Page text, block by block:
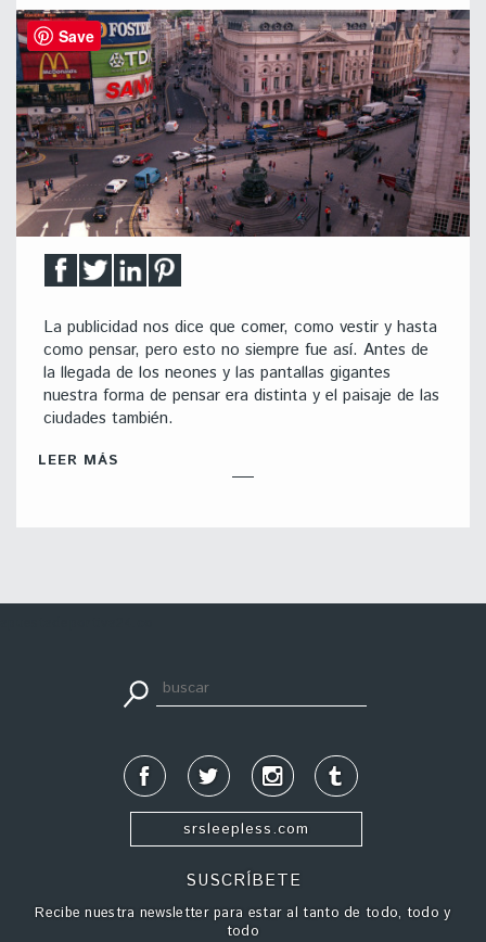
La publicidad nos dice que comer, como vestir y hasta
como pensar, pero esto no siempre fue así. Antes de
la llegada de los neones y las pantallas gigantes
nuestra forma de pensar era distinta y el paisaje de las
ciudades también.
LEER MÁS
srsleepless.com
SUSCRÍBETE
Recibe nuestra newsletter para estar al tanto de todo, todo y
todo
Save